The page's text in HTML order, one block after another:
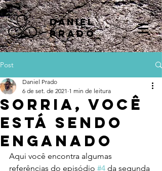
DANIEL
PRADO
Post
Sorria, Você
Está Sendo
Enganado
Daniel Prado
6 de set. de 2021 1 min de leitura
Aqui você encontra algumas
referências do episódio #4 da segunda